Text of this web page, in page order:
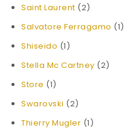
Saint Laurent (2)
Salvatore Ferragamo (1)
Shiseido (1)
Stella Mc Cartney (2)
Store (1)
Swarovski (2)
Thierry Mugler (1)